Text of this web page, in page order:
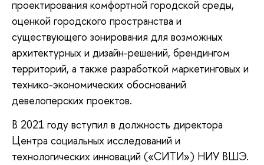
проектирования комфортной городской среды,
оценкой городского пространства и
существующего зонирования для возможных
архитектурных и дизайн-решений, брендингом
территорий, а также разработкой маркетинговых и
технико-экономических обоснований
девелоперских проектов.
В 2021 году вступил в должность директора
Центра социальных исследований и
технологических инноваций («СИТИ») НИУ ВШЭ.